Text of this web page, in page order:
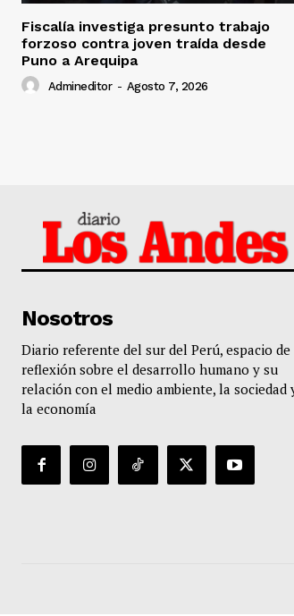
Fiscalía investiga presunto trabajo
forzoso contra joven traída desde
Puno a Arequipa
Admineditor - Agosto 7, 2026
Nosotros
Diario referente del sur del Perú, espacio de
reflexión sobre el desarrollo humano y su
relación con el medio ambiente, la sociedad
la economía